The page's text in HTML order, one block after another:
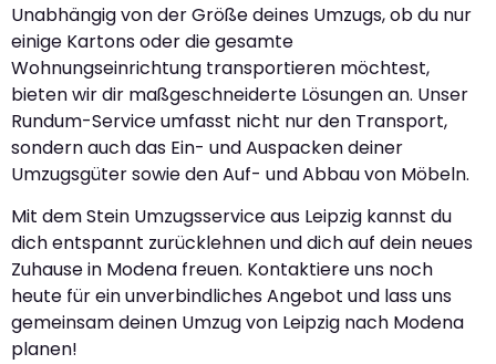
Unabhängig von der Größe deines Umzugs, ob du nur
einige Kartons oder die gesamte
Wohnungseinrichtung transportieren möchtest,
bieten wir dir maßgeschneiderte Lösungen an. Unser
Rundum-Service umfasst nicht nur den Transport,
sondern auch das Ein- und Auspacken deiner
Umzugsgüter sowie den Auf- und Abbau von Möbeln.
Mit dem Stein Umzugsservice aus Leipzig kannst du
dich entspannt zurücklehnen und dich auf dein neues
Zuhause in Modena freuen. Kontaktiere uns noch
heute für ein unverbindliches Angebot und lass uns
gemeinsam deinen Umzug von Leipzig nach Modena
planen!